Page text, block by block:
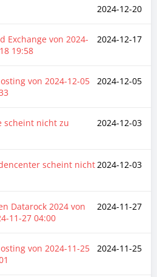
2024-12-20
2024-12-17
Exchange von 2024-
19:58
2024-12-05
von 2024-12-05
2024-12-03
scheint nicht zu
2024-12-03
scheint nicht
2024-11-27
Datarock 2024 von
11-27 04:00
2024-11-25
von 2024-11-25